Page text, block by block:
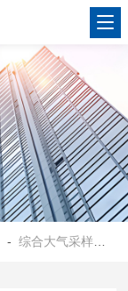
-综合大气采样器